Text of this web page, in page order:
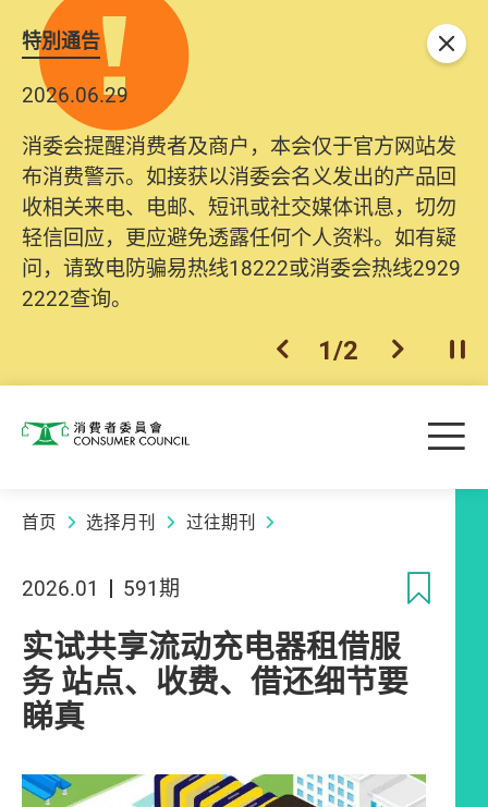
特別通告
2026.06.29
消委会提醒消费者及商户，本会仅于官方网站发
布消费警示。如接获以消委会名义发出的产品回
收相关来电、电邮、短讯或社交媒体讯息，切勿
轻信回应，更应避免透露任何个人资料。如有疑
问，请致电防骗易热线18222或消委会热线2929
2222查询。
上一个
1/2 下一个开
关闭
消费者委员会 目
首页 选择月刊 过往期刊
2026.01 591期
实试共享流动充电器租借服
务 站点、收费、借还细节要
睇真